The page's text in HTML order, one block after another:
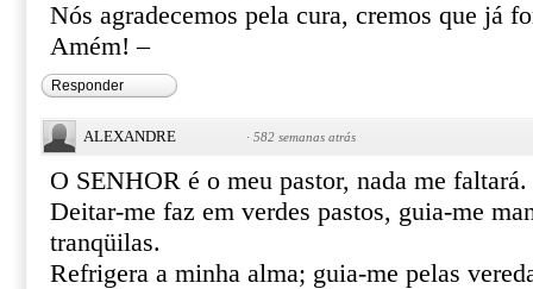
Nós agradecemos pela cura, cremos que já
Amém! –
Responder
ALEXANDRE · 582 semanas atrás
O SENHOR é o meu pastor, nada me faltará.
Deitar-me faz em verdes pastos, guia-me
tranqüilas.
Refrigera a minha alma; guia-me pelas